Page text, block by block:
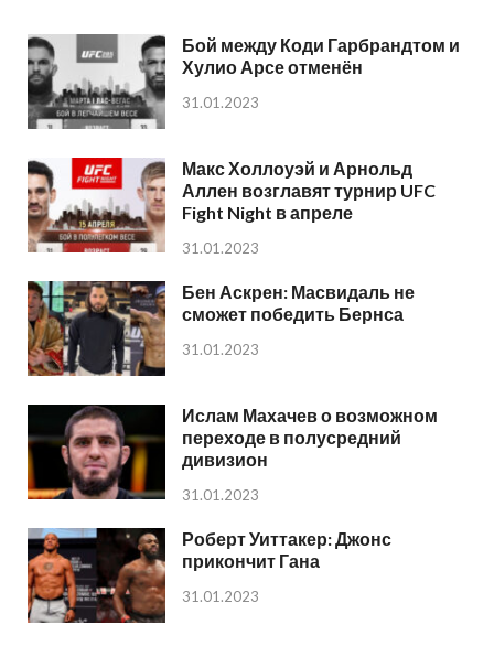
Бой между Коди Гарбрандтом и
Хулио Арсе отменён
31.01.2023
Макс Холлоуэй и Арнольд
Аллен возглавят турнир UFC
Fight Night в апреле
31.01.2023
Бен Аскрен: Масвидаль не
сможет победить Бернса
31.01.2023
Ислам Махачев о возможном
переходе в полусредний
дивизион
31.01.2023
Роберт Уиттакер: Джонс
прикончит Гана
31.01.2023